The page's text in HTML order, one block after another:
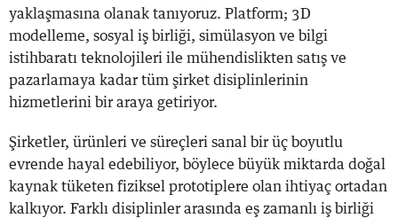
yaklaşmasına olanak tanıyoruz. Platform; 3D
modelleme, sosyal iş birliği, simülasyon ve bilgi
istihbaratı teknolojileri ile mühendislikten satış ve
pazarlamaya kadar tüm şirket disiplinlerinin
hizmetlerini bir araya getiriyor.
Şirketler, ürünleri ve süreçleri sanal bir üç boyutlu
evrende hayal edebiliyor, böylece büyük miktarda doğal
kaynak tüketen fiziksel prototiplere olan ihtiyaç ortadan
kalkıyor. Farklı disiplinler arasında eş zamanlı iş birliği